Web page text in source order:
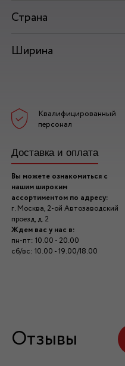
Страна
Ширина
Квалифицированный
персонал
Доставка и оплата
Вы можете ознакомиться с
нашим широким
ассортиментом по адресу:
г. Москва, 2-ой Автозаводский
проезд, д. 2
Ждем вас у нас в:
пн-пт: 10.00 - 20.00
сб/вс: 10.00 - 19.00/18.00
Отзывы